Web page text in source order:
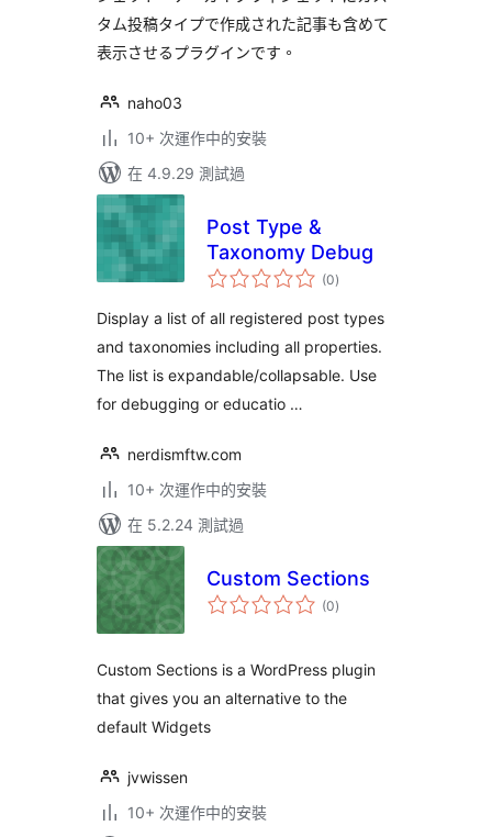
タム投稿タイプで作成された記事も含めて
表示させるプラグインです。
naho03
10+ 次運作中的安裝
在 4.9.29 測試過
Post Type &
Taxonomy Debug
(0總
評)
Display a list of all registered post types
and taxonomies including all properties.
The list is expandable/collapsable. Use
for debugging or educatio …
nerdismftw.com
10+ 次運作中的安裝
在 5.2.24 測試過
Custom Sections
(0總
評)
Custom Sections is a WordPress plugin
that gives you an alternative to the
default Widgets
jvwissen
10+ 次運作中的安裝